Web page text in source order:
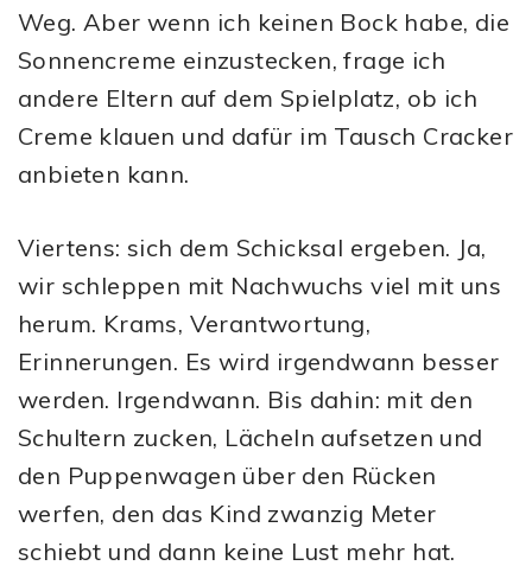
Weg. Aber wenn ich keinen Bock habe, die
Sonnencreme einzustecken, frage ich
andere Eltern auf dem Spielplatz, ob ich
Creme klauen und dafür im Tausch Cracker
anbieten kann.
Viertens: sich dem Schicksal ergeben. Ja,
wir schleppen mit Nachwuchs viel mit uns
herum. Krams, Verantwortung,
Erinnerungen. Es wird irgendwann besser
werden. Irgendwann. Bis dahin: mit den
Schultern zucken, Lächeln aufsetzen und
den Puppenwagen über den Rücken
werfen, den das Kind zwanzig Meter
schiebt und dann keine Lust mehr hat.